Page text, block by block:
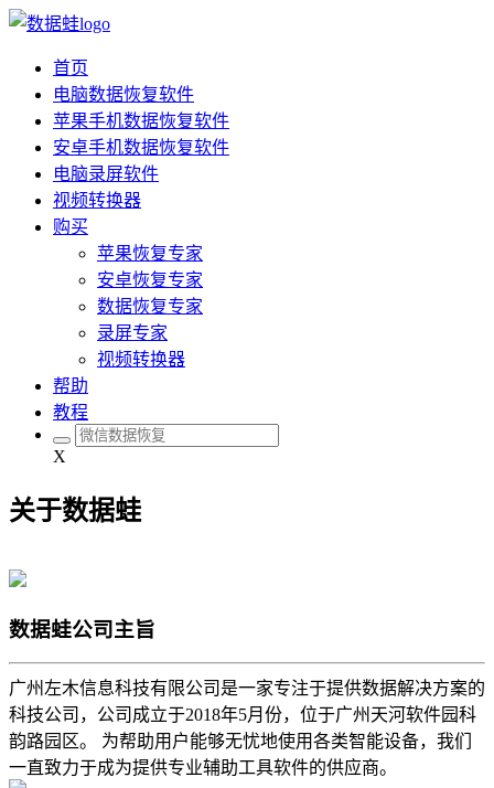
首页
电脑数据恢复软件
苹果手机数据恢复软件
安卓手机数据恢复软件
电脑录屏软件
视频转换器
购买
苹果恢复专家
安卓恢复专家
数据恢复专家
录屏专家
视频转换器
帮助
教程
X
关于数据蛙
数据蛙公司主旨
广州左木信息科技有限公司是一家专注于提供数据解决方案的
科技公司，公司成立于2018年5月份，位于广州天河软件园科
韵路园区。 为帮助用户能够无忧地使用各类智能设备，我们
一直致力于成为提供专业辅助工具软件的供应商。